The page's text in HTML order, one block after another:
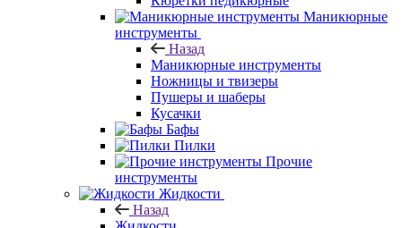
Маникюрные
инструменты
Назад
Маникюрные инструменты
Ножницы и твизеры
Пушеры и шаберы
Кусачки
Бафы
Пилки
Прочие
инструменты
Жидкости
Назад